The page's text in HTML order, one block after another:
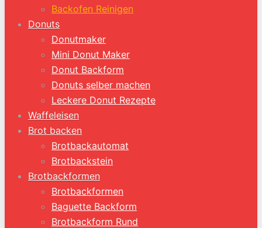
Backofen Reinigen
Donuts
Donutmaker
Mini Donut Maker
Donut Backform
Donuts selber machen
Leckere Donut Rezepte
Waffeleisen
Brot backen
Brotbackautomat
Brotbackstein
Brotbackformen
Brotbackformen
Baguette Backform
Brotbackform Rund